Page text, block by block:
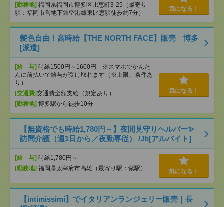
[勤務地] 福岡県福岡市博多区比恵町3-25（最寄り
駅：福岡市営地下鉄空港線東比恵駅徒歩約7分）
気になる！
髪色自由！高時給【THE NORTH FACE】販売 博多
[派遣]
[給 与] 時給1500円～1600円 ※スマホでかんた
んに前払いで給与が受け取れます（※上限、条件あ
り）
[交通費]交通費全額支給（規定あり）
[勤務地] 博多駅から徒歩10分
気になる！
【無資格でも時給1,780円～】夜間見守りヘルパー✨
訪問介護（週1日から／夜勤専従） /Jb[アルバイト]
[給 与] 時給1,780円～
[勤務地] 福岡県太宰府市高雄（最寄り駅：紫駅） 気になる！
【intimissimi】でイタリアンランジェリー販売｜長